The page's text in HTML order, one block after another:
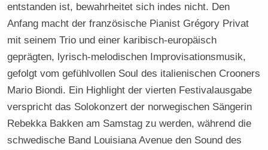
entstanden ist, bewahrheitet sich indes nicht. Den
Anfang macht der französische Pianist Grégory Privat
mit seinem Trio und einer karibisch-europäisch
geprägten, lyrisch-melodischen Improvisationsmusik,
gefolgt vom gefühlvollen Soul des italienischen Crooners
Mario Biondi. Ein Highlight der vierten Festivalausgabe
verspricht das Solokonzert der norwegischen Sängerin
Rebekka Bakken am Samstag zu werden, während die
schwedische Band Louisiana Avenue den Sound des